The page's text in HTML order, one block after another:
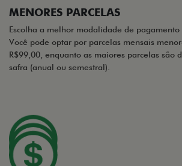
MENORES PARCELAS
Escolha a melhor modalidade de pagamento
Você pode optar por parcelas mensais
R$99,00, enquanto as maiores parcelas são
safra (anual ou semestral).